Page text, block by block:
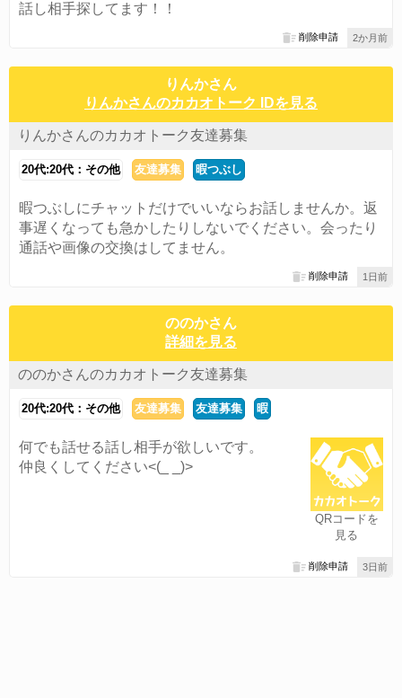
話し相手探してます！！
2か月前
削除申請
りんかさん
りんかさんのカカオトーク IDを見る
りんかさんのカカオトーク友達募集
20代:20代：その他 友達募集 暇つぶし
暇つぶしにチャットだけでいいならお話しませんか。返
事遅くなっても急かしたりしないでください。会ったり
通話や画像の交換はしてません。
1日前
削除申請
ののかさん
詳細を見る
ののかさんのカカオトーク友達募集
20代:20代：その他 友達募集 友達募集 暇
QRコードを
見る
何でも話せる話し相手が欲しいです。
仲良くしてください<(_ _)>
3日前
削除申請